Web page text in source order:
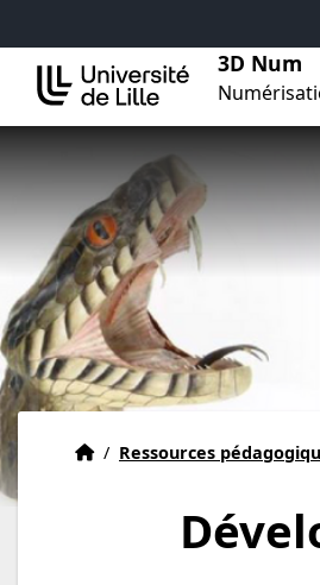
3D Num
Actualités
Accueil
/ Ressources